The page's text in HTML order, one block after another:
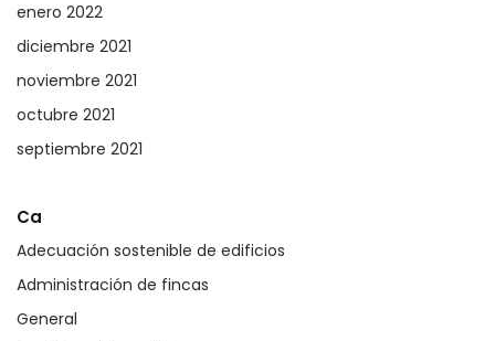
enero 2022
diciembre 2021
noviembre 2021
octubre 2021
septiembre 2021
Ca
Adecuación sostenible de edificios
Administración de fincas
General